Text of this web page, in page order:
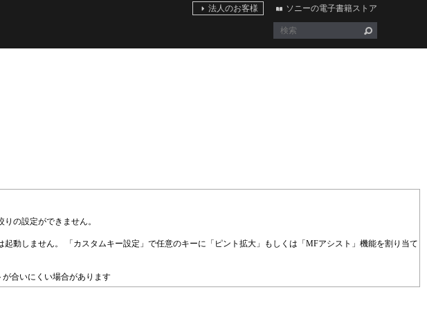
法人のお客様 ソニーの電子書籍ストア
の設定ができません。
動しません。 「カスタムキー設定」で任意のキーに「ピント拡大」もしくは「MFアシスト」機能を割り当て
合いにくい場合があります